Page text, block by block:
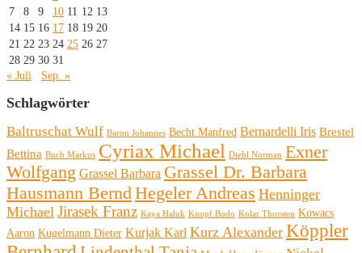
7
8 9 10 11 12 13
14 15 16 17 18 19 20
21 22 23 24 25 26 27
28 29 30 31
« Juli
Sep. »
Schlagwörter
Baltruschat Wulf Baron Johannes Becht Manfred Bernardelli Iris Brestel
Bettina Buch Markus Cyriax Michael Diehl Norman Exner
Wolfgang Grassel Barbara Grassel Dr. Barbara
Hausmann Bernd Hegeler Andreas Henninger
Michael Jirasek Franz Kaya Haluk Knopf Bodo Kolar Thorsten Kowacs
Aaron Kugelmann Dieter Kurjak Karl Kurz Alexander Köppler